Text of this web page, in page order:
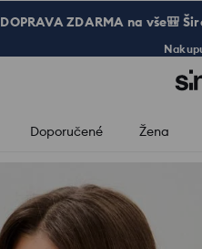
DOPRAVA ZDARMA na vše🎒
Doporučené Žena